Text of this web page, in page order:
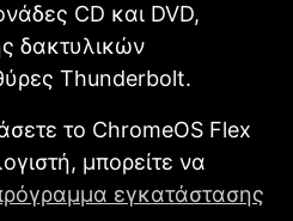
CD και DVD,
δακτυλικών
Thunderbolt.
το ChromeOS Flex
μπορείτε να
εγκατάστασης